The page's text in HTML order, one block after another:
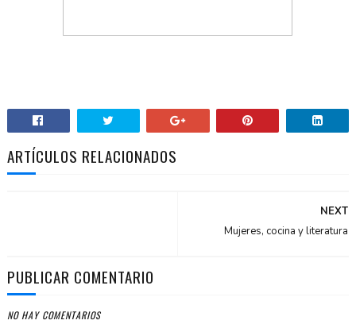
ARTÍCULOS RELACIONADOS
NEXT
Mujeres, cocina y literatura
PUBLICAR COMENTARIO
NO HAY COMENTARIOS